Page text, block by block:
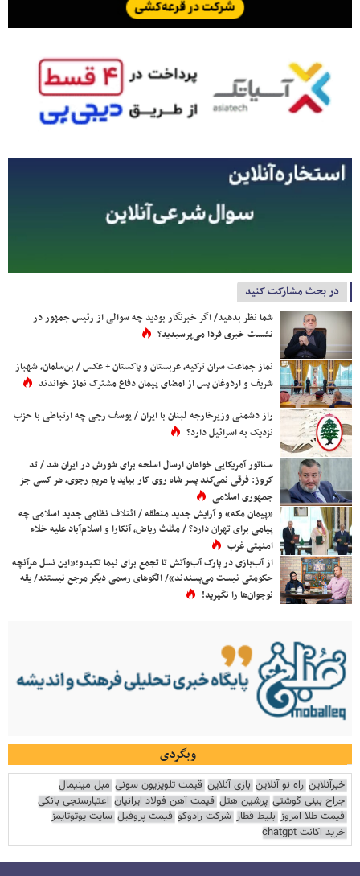
در بحث مشارکت کنید
شما نظر بدهید/ اگر خبرنگار بودید چه سوالی از رئیس جمهور در
نشست خبری فردا می‌پرسیدید؟
نماز جماعت سران ترکیه، عربستان و پاکستان + عکس / بن‌سلمان، شهباز
شریف و اردوغان پس از امضای پیمان دفاع مشترک نماز خواندند
راز دشمنی وزیرخارجه لبنان با ایران / یوسف رجی چه ارتباطی با حزب
نزدیک به اسرائیل دارد؟
سناتور آمریکایی خواهان ارسال اسلحه برای شورش در ایران شد / تد
کروز: فرقی نمی‌کند پسر شاه روی کار بیاید یا مریم رجوی، هر کسی جز
جمهوری اسلامی
«پیمان مکه» و آرایش جدید منطقه / ائتلاف نظامی جدید اسلامی چه
پیامی برای تهران دارد؟ / مثلث ریاض، آنکارا و اسلام‌آباد علیه خلاء
امنیتی غرب
از آب‌بازی در پارک آب‌وآتش تا تجمع برای نیما تکیدو؛«این نسل هرآنچه
حکومتی نیست می‌پسندند»/ الگوهای رسمی دیگر مرجع نیستند/ یقه
نوجوان‌ها را نگیرید!
وبگردی
خبرآنلاین راه نو آنلاین بازی آنلاین قیمت تلویزیون سونی مبل مینیمال
جراح بینی گوشتی پرشین هتل قیمت آهن فولاد ایرانیان اعتبارسنجی بانکی
قیمت طلا امروز بلیط قطار شرکت رادوکو قیمت پروفیل سایت یوتوتایمز
خرید اکانت chatgpt